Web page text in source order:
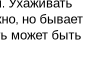
но бывает
может быть